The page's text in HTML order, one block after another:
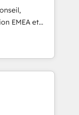
maximize
HubSpot
EMEA et
CRM et
over 115
revops,
- USA